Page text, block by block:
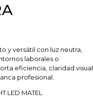
y versátil con luz neutra,
laborales o
eficiencia, claridad visual
profesional.
LED MATEL